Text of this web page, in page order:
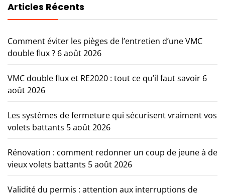
Articles Récents
Comment éviter les pièges de l’entretien d’une VMC
double flux ? 6 août 2026
VMC double flux et RE2020 : tout ce qu’il faut savoir 6
août 2026
Les systèmes de fermeture qui sécurisent vraiment vos
volets battants 5 août 2026
Rénovation : comment redonner un coup de jeune à de
vieux volets battants 5 août 2026
Validité du permis : attention aux interruptions de